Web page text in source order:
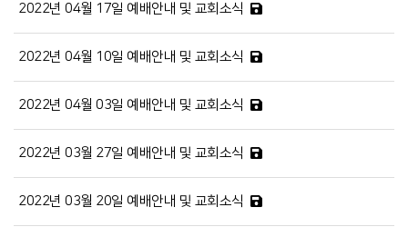
2022년 04월 17일 예배안내 및 교회소식
2022년 04월 10일 예배안내 및 교회소식
2022년 04월 03일 예배안내 및 교회소식
2022년 03월 27일 예배안내 및 교회소식
2022년 03월 20일 예배안내 및 교회소식